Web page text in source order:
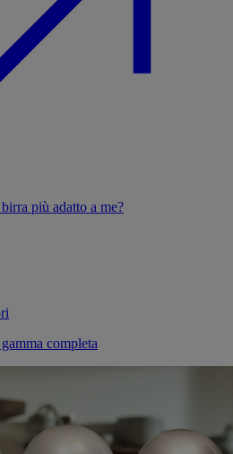
più adatto a me?
completa